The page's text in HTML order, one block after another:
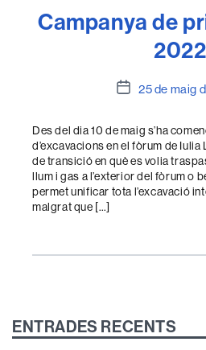
Campanya de
2022
Data25 de maig
Des del dia 10 de maig s’ha
d’excavacions en el fòrum de
de transició en què es volia
llum i gas a l’exterior del fòrum o
permet unificar tota l’excavació
malgrat que […]
ENTRADES RECENTS